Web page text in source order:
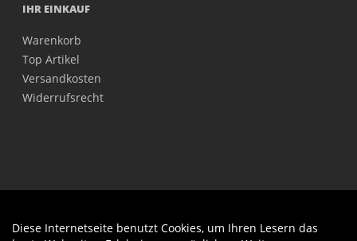
IHR EINKAUF
Warenkorb
Top Artikel
Versandkosten
Widerrufsrecht
Diese Internetseite benutzt Cookies, um Ihren Lesern das
Auftrag widerrufen